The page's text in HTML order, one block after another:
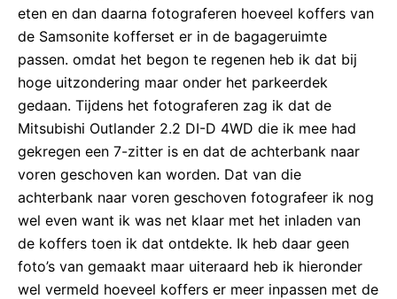
eten en dan daarna fotograferen hoeveel koffers van
de Samsonite kofferset er in de bagageruimte
passen. omdat het begon te regenen heb ik dat bij
hoge uitzondering maar onder het parkeerdek
gedaan. Tijdens het fotograferen zag ik dat de
Mitsubishi Outlander 2.2 DI-D 4WD die ik mee had
gekregen een 7-zitter is en dat de achterbank naar
voren geschoven kan worden. Dat van die
achterbank naar voren geschoven fotografeer ik nog
wel even want ik was net klaar met het inladen van
de koffers toen ik dat ontdekte. Ik heb daar geen
foto’s van gemaakt maar uiteraard heb ik hieronder
wel vermeld hoeveel koffers er meer inpassen met de